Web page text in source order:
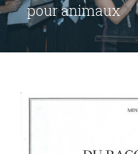
pour animaux